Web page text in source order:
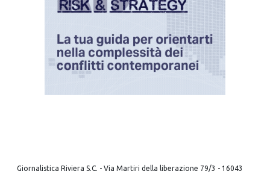
Giornalistica Riviera S.C. - Via Martiri della liberazione 79/3 - 16043